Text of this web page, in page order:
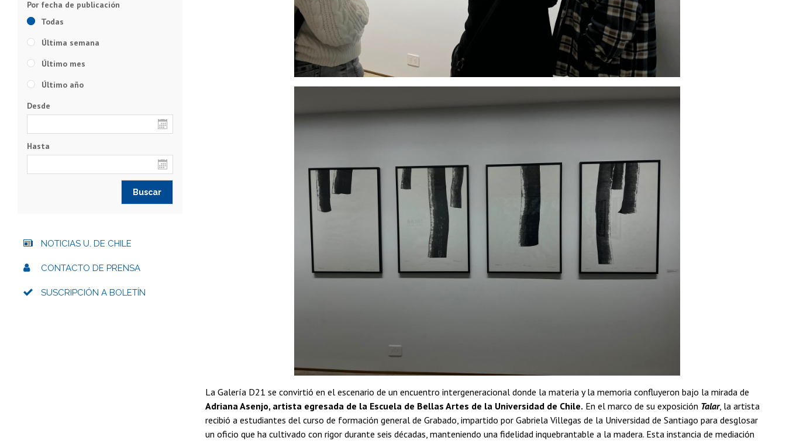
La Galería D21 se convirtió en el escenario de un encuentro intergeneracional donde la materia y la memoria confluyeron bajo la mirada de
Adriana Asenjo, artista egresada de la Escuela de Bellas Artes de la Universidad de Chile. En el marco de su exposición Talar, la artista
recibió a estudiantes del curso de formación general de Grabado, impartido por Gabriela Villegas de la Universidad de Santiago para desglosar
un oficio que ha cultivado con rigor durante seis décadas, manteniendo una fidelidad inquebrantable a la madera. Esta instancia de mediación
Todas
Última semana
Último mes
Último año
Desde
Hasta
NOTICIAS U. DE CHILE
CONTACTO DE PRENSA
SUSCRIPCIÓN A BOLETÍN